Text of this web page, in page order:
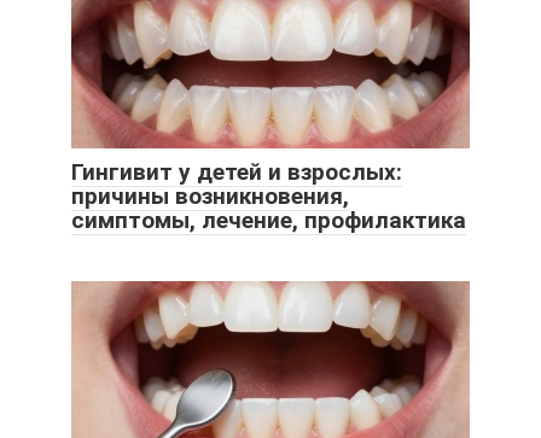
Гингивит у детей и взрослых:
причины возникновения,
симптомы, лечение, профилактика